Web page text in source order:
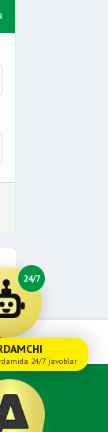
24/7
24/7 javoblar